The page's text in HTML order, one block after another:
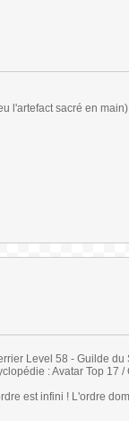
l'artefact sacré en
Level 58 - Guilde
: Avatar Top 17 /
est infini ! L'ordre